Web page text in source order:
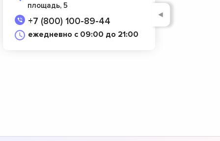
площадь, 5
+7 (800) 100-89-44
ежедневно с 09:00 до 21:00
◄